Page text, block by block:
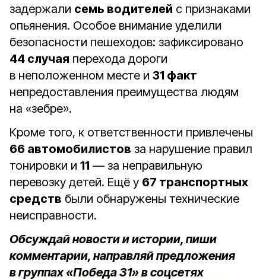
задержали семь водителей с признаками
опьянения. Особое внимание уделили
безопасности пешеходов: зафиксировано
44 случая перехода дороги
в неположенном месте и 31 факт
непредоставления преимущества людям
на «зебре».
Кроме того, к ответственности привлечены
66 автомобилистов за нарушение правил
тонировки и 11 — за неправильную
перевозку детей. Ещё у 67 транспортных
средств были обнаружены технические
неисправности.
Обсуждай новости и истории, пиши
комментарии, направляй предложения
в группах «Победа 31» в соцсетях